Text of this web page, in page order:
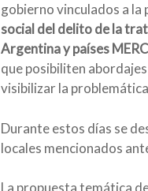
gobierno vinculados a
social del delito de la
Argentina y países
que posibiliten
visibilizar la
Durante estos días se
locales mencionados
La propuesta temática